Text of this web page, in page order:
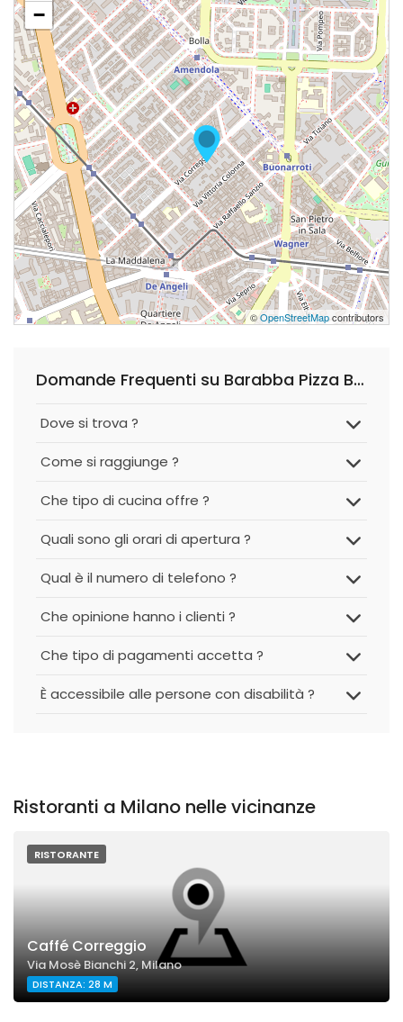
−
©OpenStreetMapcontributors
Domande Frequenti su Barabba Pizza Bistrot
Dove si trova ?
Come si raggiunge ?
Che tipo di cucina offre ?
Quali sono gli orari di apertura ?
Qual è il numero di telefono ?
Che opinione hanno i clienti ?
Che tipo di pagamenti accetta ?
È accessibile alle persone con disabilità ?
Ristoranti a Milano nelle vicinanze
RISTORANTE
Caffé Correggio
Via Mosè Bianchi 2, Milano
DISTANZA: 28 M